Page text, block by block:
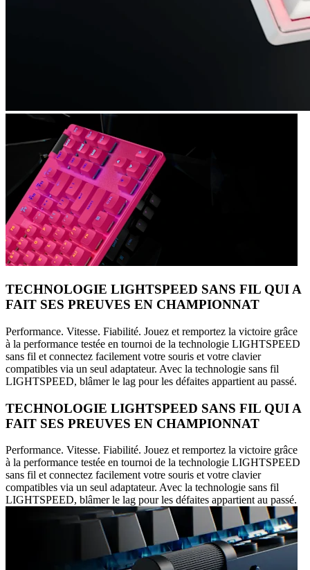
TECHNOLOGIE LIGHTSPEED SANS FIL QUI A
FAIT SES PREUVES EN CHAMPIONNAT
Performance. Vitesse. Fiabilité. Jouez et remportez la victoire grâce
à la performance testée en tournoi de la technologie LIGHTSPEED
sans fil et connectez facilement votre souris et votre clavier
compatibles via un seul adaptateur. Avec la technologie sans fil
LIGHTSPEED, blâmer le lag pour les défaites appartient au passé.
TECHNOLOGIE LIGHTSPEED SANS FIL QUI A
FAIT SES PREUVES EN CHAMPIONNAT
Performance. Vitesse. Fiabilité. Jouez et remportez la victoire grâce
à la performance testée en tournoi de la technologie LIGHTSPEED
sans fil et connectez facilement votre souris et votre clavier
compatibles via un seul adaptateur. Avec la technologie sans fil
LIGHTSPEED, blâmer le lag pour les défaites appartient au passé.